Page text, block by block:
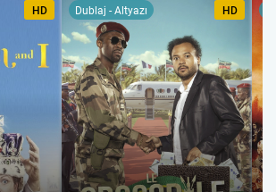
HD Dublaj - Altyazı HD